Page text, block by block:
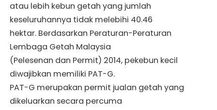
atau lebih kebun getah yang jumlah
keseluruhannya tidak melebihi 40.46
hektar. Berdasarkan Peraturan-Peraturan
Lembaga Getah Malaysia
(Pelesenan dan Permit) 2014, pekebun kecil
diwajibkan memiliki PAT-G.
PAT-G merupakan permit jualan getah yang
dikeluarkan secara percuma